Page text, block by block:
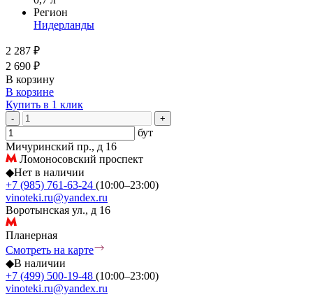
Регион
Нидерланды
2 287 ₽
2 690 ₽
В корзину
В корзине
Купить в 1 клик
- +
бут
Мичуринский пр., д 16
Ломоносовский проспект
◆Нет в наличии
+7 (985) 761-63-24 (10:00–23:00)
vinoteki.ru@yandex.ru
Воротынская ул., д 16
Планерная
Смотреть на карте
◆В наличии
+7 (499) 500-19-48 (10:00–23:00)
vinoteki.ru@yandex.ru